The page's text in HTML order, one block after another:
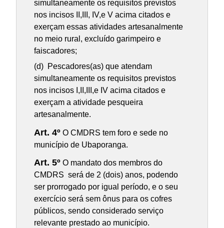
simultaneamente os requisitos previstos
nos incisos II,III, IV,e V acima citados e
exerçam essas atividades artesanalmente
no meio rural, excluído garimpeiro e
faiscadores;
(d) Pescadores(as) que atendam
simultaneamente os requisitos previstos
nos incisos I,II,III,e IV acima citados e
exerçam a atividade pesqueira
artesanalmente.
Art. 4º O CMDRS tem foro e sede no
município de Ubaporanga.
Art. 5º O mandato dos membros do
CMDRS será de 2 (dois) anos, podendo
ser prorrogado por igual período, e o seu
exercício será sem ônus para os cofres
públicos, sendo considerado serviço
relevante prestado ao município.